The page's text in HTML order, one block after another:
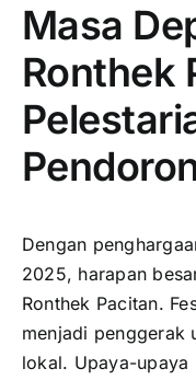
Masa
Ronthek
Dengan
2025, harapan
Ronthek Pacitan.
menjadi penggerak
lokal. Upaya-upaya